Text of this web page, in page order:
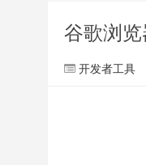
谷歌浏
开发者工具